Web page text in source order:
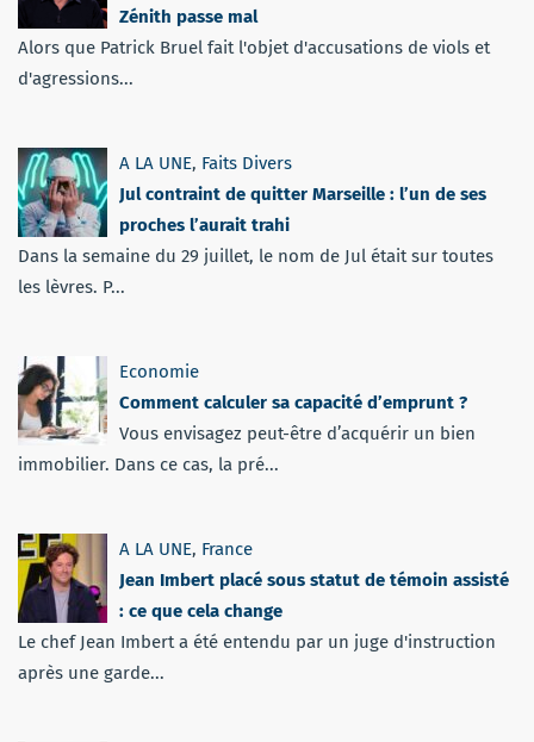
Zénith passe mal
Alors que Patrick Bruel fait l'objet d'accusations de viols et
d'agressions...
A LA UNE, Faits Divers
Jul contraint de quitter Marseille : l’un de ses
proches l’aurait trahi
Dans la semaine du 29 juillet, le nom de Jul était sur toutes
les lèvres. P...
Economie
Comment calculer sa capacité d’emprunt ?
Vous envisagez peut-être d’acquérir un bien
immobilier. Dans ce cas, la pré...
A LA UNE, France
Jean Imbert placé sous statut de témoin assisté
: ce que cela change
Le chef Jean Imbert a été entendu par un juge d'instruction
après une garde...